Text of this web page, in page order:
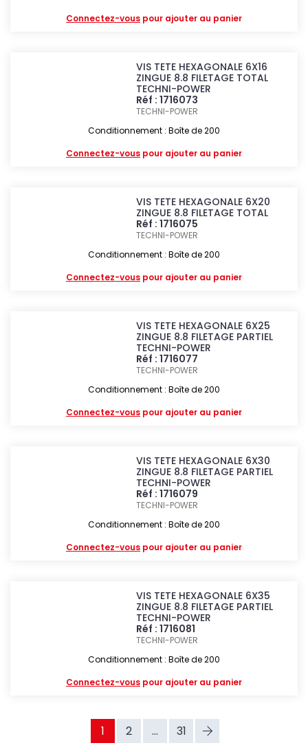
Connectez-vous pour ajouter au panier
VIS TETE HEXAGONALE 6X16
ZINGUE 8.8 FILETAGE TOTAL
TECHNI-POWER
Réf : 1716073
TECHNI-POWER
Conditionnement : Boîte de 200
Connectez-vous pour ajouter au panier
VIS TETE HEXAGONALE 6X20
ZINGUE 8.8 FILETAGE TOTAL
Réf : 1716075
TECHNI-POWER
Conditionnement : Boîte de 200
Connectez-vous pour ajouter au panier
VIS TETE HEXAGONALE 6X25
ZINGUE 8.8 FILETAGE PARTIEL
TECHNI-POWER
Réf : 1716077
TECHNI-POWER
Conditionnement : Boîte de 200
Connectez-vous pour ajouter au panier
VIS TETE HEXAGONALE 6X30
ZINGUE 8.8 FILETAGE PARTIEL
TECHNI-POWER
Réf : 1716079
TECHNI-POWER
Conditionnement : Boîte de 200
Connectez-vous pour ajouter au panier
VIS TETE HEXAGONALE 6X35
ZINGUE 8.8 FILETAGE PARTIEL
TECHNI-POWER
Réf : 1716081
TECHNI-POWER
Conditionnement : Boîte de 200
Connectez-vous pour ajouter au panier
1 2 ... 31